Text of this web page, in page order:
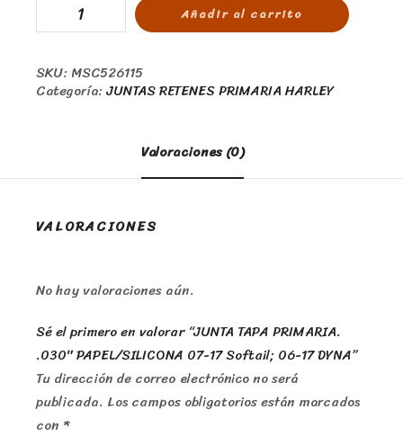
Añadir al carrito
SKU: MSC526115
Categoría:JUNTAS RETENES PRIMARIA HARLEY
Valoraciones (0)
VALORACIONES
No hay valoraciones aún.
Sé el primero en valorar “JUNTA TAPA PRIMARIA.
.030″ PAPEL/SILICONA 07-17 Softail; 06-17 DYNA”
Tu dirección de correo electrónico no será
publicada. Los campos obligatorios están marcados
con *